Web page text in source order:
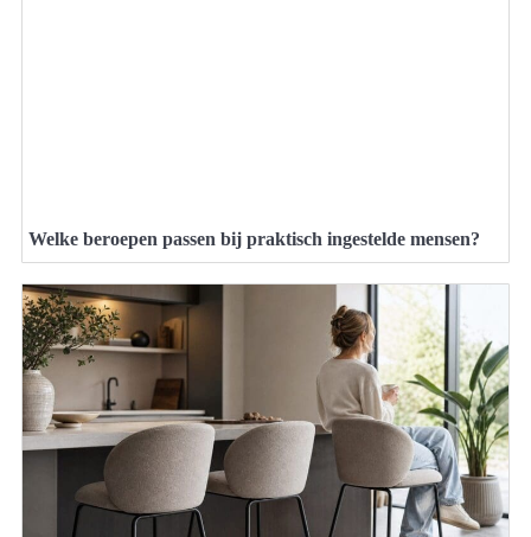
Welke beroepen passen bij praktisch ingestelde mensen?